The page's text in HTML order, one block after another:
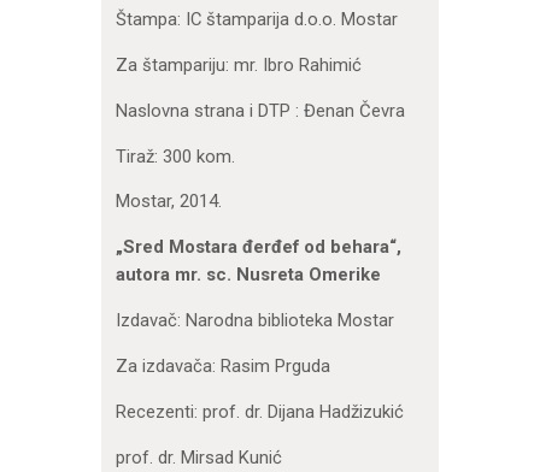
Štampa: IC štamparija d.o.o. Mostar
Za štampariju: mr. Ibro Rahimić
Naslovna strana i DTP : Đenan Čevra
Tiraž: 300 kom.
Mostar, 2014.
„Sred Mostara đerđef od behara“,
autora mr. sc. Nusreta Omerike
Izdavač: Narodna biblioteka Mostar
Za izdavača: Rasim Prguda
Recezenti: prof. dr. Dijana Hadžizukić
prof. dr. Mirsad Kunić